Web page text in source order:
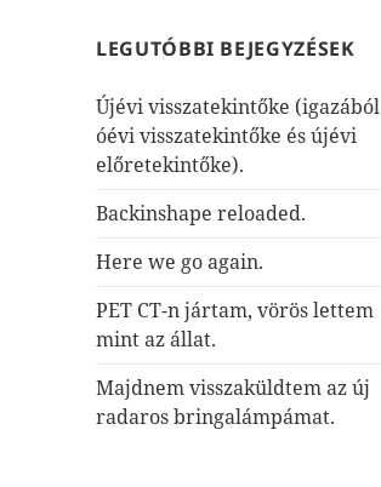
LEGUTÓBBI BEJEGYZÉSEK
Újévi visszatekintőke (igazából
óévi visszatekintőke és újévi
előretekintőke).
Backinshape reloaded.
Here we go again.
PET CT-n jártam, vörös lettem
mint az állat.
Majdnem visszaküldtem az új
radaros bringalámpámat.